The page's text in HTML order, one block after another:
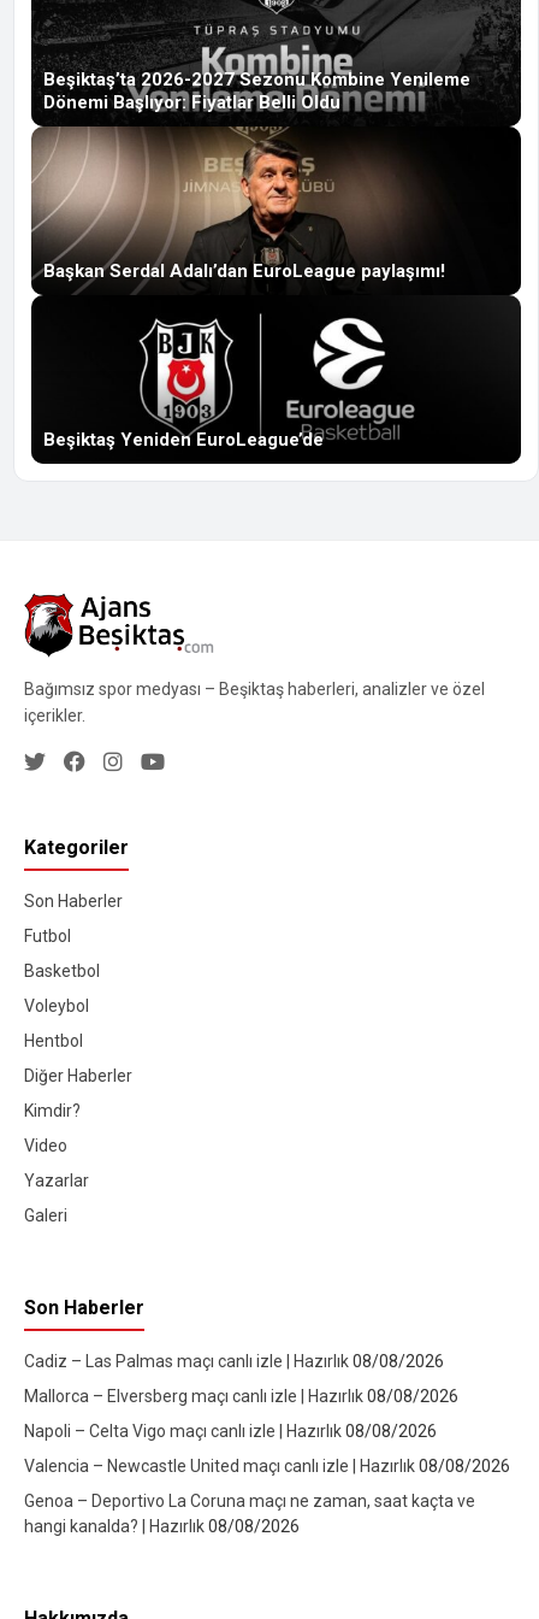
Beşiktaş’ta 2026-2027 Sezonu Kombine Yenileme
Dönemi Başlıyor: Fiyatlar Belli Oldu
Başkan Serdal Adalı’dan EuroLeague paylaşımı!
Beşiktaş Yeniden EuroLeague’de
Bağımsız spor medyası – Beşiktaş haberleri, analizler ve özel
içerikler.
Kategoriler
Son Haberler
Futbol
Basketbol
Voleybol
Hentbol
Diğer Haberler
Kimdir?
Video
Yazarlar
Galeri
Son Haberler
Cadiz – Las Palmas maçı canlı izle | Hazırlık08/08/2026
Mallorca – Elversberg maçı canlı izle | Hazırlık08/08/2026
Napoli – Celta Vigo maçı canlı izle | Hazırlık08/08/2026
Valencia – Newcastle United maçı canlı izle | Hazırlık08/08/2026
Genoa – Deportivo La Coruna maçı ne zaman, saat kaçta ve
hangi kanalda? | Hazırlık08/08/2026